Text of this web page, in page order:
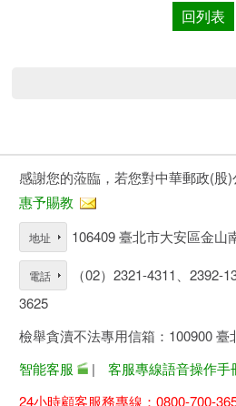
回列表
感謝您的蒞臨，若您對中華郵政(股)
惠予賜教
地址 106409 臺北市大安區金山
電話
（02）2321-4311、2392-
3625
檢舉貪瀆不法專用信箱：100900 臺
智能客服
| 客服專線語音操作手
24小時顧客服務專線：0800-700-